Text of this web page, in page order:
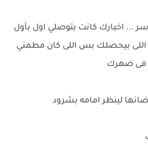
... اخبارك كانت بتوصلي اول بأول
بيحصلك بس اللى كان مطمني
فى ضهرك
لينظر امامه بشرود